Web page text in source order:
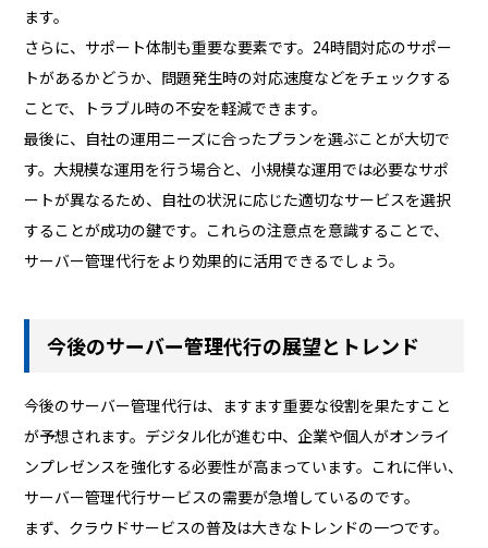
ます。
さらに、サポート体制も重要な要素です。24時間対応のサポー
トがあるかどうか、問題発生時の対応速度などをチェックする
ことで、トラブル時の不安を軽減できます。
最後に、自社の運用ニーズに合ったプランを選ぶことが大切で
す。大規模な運用を行う場合と、小規模な運用では必要なサポ
ートが異なるため、自社の状況に応じた適切なサービスを選択
することが成功の鍵です。これらの注意点を意識することで、
サーバー管理代行をより効果的に活用できるでしょう。
今後のサーバー管理代行の展望とトレンド
今後のサーバー管理代行は、ますます重要な役割を果たすこと
が予想されます。デジタル化が進む中、企業や個人がオンライ
ンプレゼンスを強化する必要性が高まっています。これに伴い、
サーバー管理代行サービスの需要が急増しているのです。
まず、クラウドサービスの普及は大きなトレンドの一つです。